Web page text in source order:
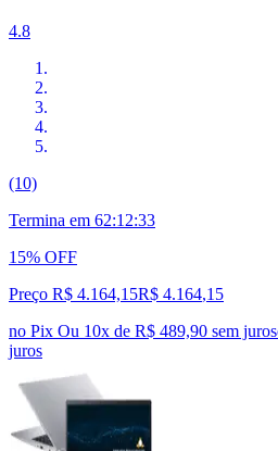
4.8
(10)
Termina em 62:12:32
15% OFF
Preço R$ 4.164,15R$ 4.164,15
no Pix Ou 10x de R$ 489,90 sem juros
juros